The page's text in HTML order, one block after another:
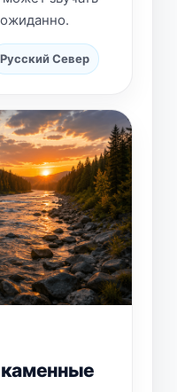
Русский Север